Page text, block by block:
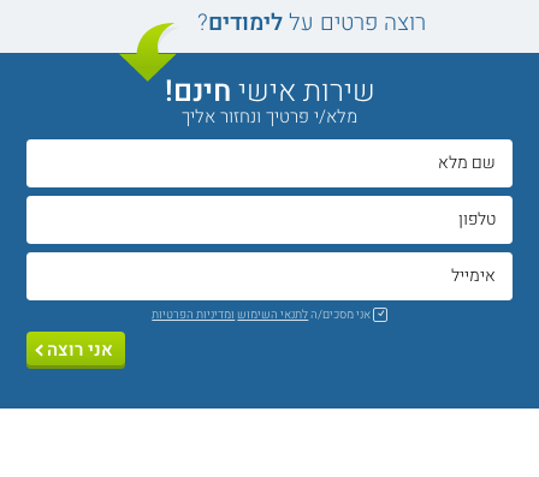
רוצה פרטים עללימודים?
שירות אישיחינם!
מלא/י פרטיך ונחזור אליך
אני מסכים/הלתנאי השימוש ומדיניות הפרטיות
אני רוצה